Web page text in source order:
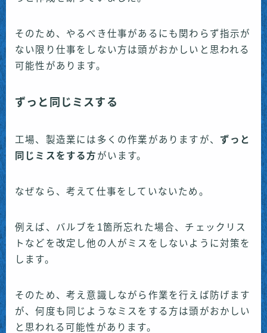
そのため、やるべき仕事があるにも関わらず指示が
ない限り仕事をしない方は頭がおかしいと思われる
可能性があります。
ずっと同じミスする
工場、製造業には多くの作業がありますが、 ずっと
同じミスをする方 がいます。
なぜなら、考えて仕事をしていないため。
例えば、バルブを1箇所忘れた場合、チェックリス
トなどを改定し他の人がミスをしないように対策を
します。
そのため、考え意識しながら作業を行えば防げます
が、何度も同じようなミスをする方は頭がおかしい
と思われる可能性があります。